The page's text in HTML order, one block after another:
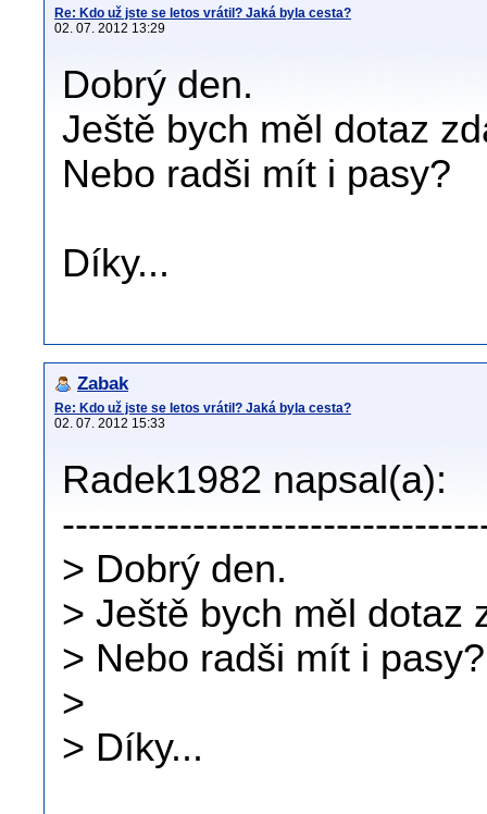
Re: Kdo už jste se letos vrátil? Jaká byla cesta?
02. 07. 2012 13:29
Dobrý den.
Ještě bych měl dotaz
Nebo radši mít i pasy?
Díky...
Zabak
Re: Kdo už jste se letos vrátil? Jaká byla cesta?
02. 07. 2012 15:33
Radek1982 napsal(a):
> Dobrý den.
> Ještě bych měl dotaz
> Nebo radši mít i pasy?
>
> Díky...